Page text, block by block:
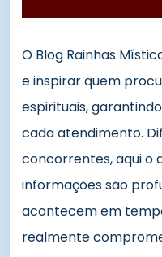
O Blog Rainhas
e inspirar quem
espirituais,
cada atendimento.
concorrentes, aqui o
informações são
acontecem em
realmente